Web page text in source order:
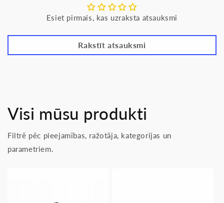
Esiet pirmais, kas uzraksta atsauksmi
Rakstīt atsauksmi
Visi mūsu produkti
Filtrē pēc pieejamības, ražotāja, kategorijas un
parametriem.